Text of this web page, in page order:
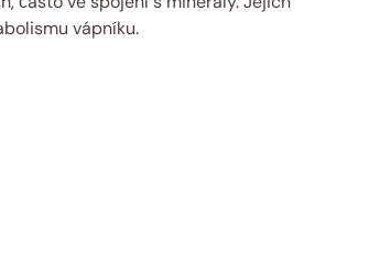
vápníku.